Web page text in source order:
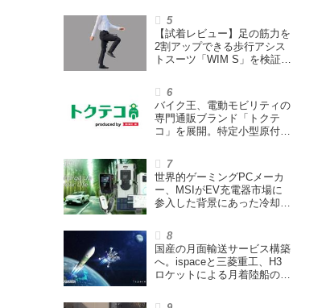
指す
【試着レビュー】足の筋力を
2割アップできる歩行アシス
トスーツ「WIM S」を検証。
も言われる理由を探る
バイク王、電動モビリティの
専門通販ブランド「トクテ
コ」を展開。特定小型原付や
世界的ゲーミングPCメーカ
ー、MSIがEV充電器市場に
参入した背景にあった冷却技
回】
国産の月面輸送サービス構築
へ。ispaceと三菱重工、H3
ロケットによる月着陸船の打
結